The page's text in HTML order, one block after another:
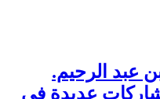
عبد الرحيم.
عديدة في